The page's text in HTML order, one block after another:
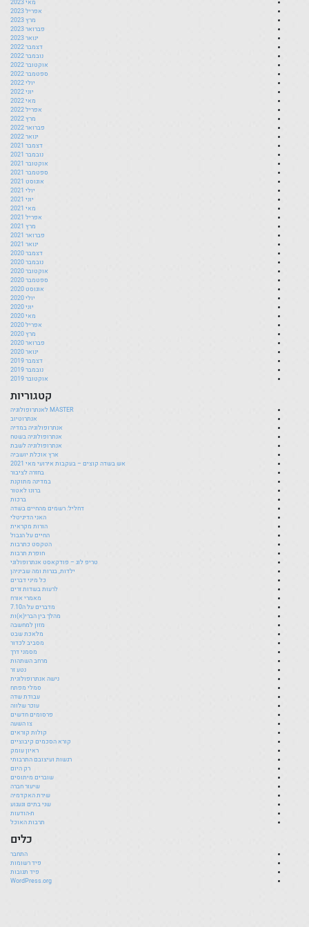
אפריל 2023
מרץ 2023
פברואר 2023
ינואר 2023
דצמבר 2022
נובמבר 2022
אוקטובר 2022
ספטמבר 2022
יולי 2022
יוני 2022
מאי 2022
אפריל 2022
מרץ 2022
פברואר 2022
ינואר 2022
דצמבר 2021
נובמבר 2021
אוקטובר 2021
ספטמבר 2021
אוגוסט 2021
יולי 2021
יוני 2021
מאי 2021
אפריל 2021
מרץ 2021
פברואר 2021
ינואר 2021
דצמבר 2020
נובמבר 2020
אוקטובר 2020
ספטמבר 2020
אוגוסט 2020
יולי 2020
יוני 2020
מאי 2020
אפריל 2020
מרץ 2020
פברואר 2020
ינואר 2020
דצמבר 2019
נובמבר 2019
אוקטובר 2019
קטגוריות
MASTER לאנתרופולוגיה
אנתרוטיוב
אנתרופולוגיה במדיה
אנתרופולוגיה בשטח
אנתרופולוגיה לשבת
ארץ אוכלת יושביה
אש בשדה קוצים – בעקבות אירועי מאי 2021
בחזרה לציבור
במדינה מתוקנת
ברונו לאטור
ברכות
דחליל: רשמים מהחיים בשדה
האני הדיגיטלי
הורות מקראית
החיים על הגבול
הטקסט כתרבות
חופרת תרבות
טריפ לוג – פודקאסט אנתרופולוגי
ילדות, בגרות ומה שביניהן
כל מיני דברים
לרעות בשדות זרים
מאמרי אורח
מדברים על ה7.10
מהלך בין הברי(א)ות
מזון למחשבה
מלאכת שבט
מסביב לכדור
מסמני דרך
מרחב השתהות
נטע זר
נישה אנתרופולוגית
סמלי מפתח
עבודת שדה
עוכר שלווה
פרסומים חדשים
צו השעה
קולות קוראים
קורא הסכמים קיבוציים
ראיון עומק
רגשות ועיצובם התרבותי
רק היום
שוברים מיתוסים
שיעור חברה
שירת האקדמיה
שני בתים וגעגוע
ת-הודעות
תרבות האוכל
כלים
התחבר
פיד רשומות
פיד תגובות
WordPress.org